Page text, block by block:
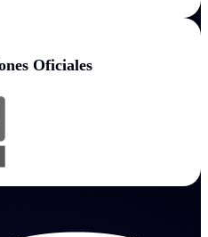
Oficiales